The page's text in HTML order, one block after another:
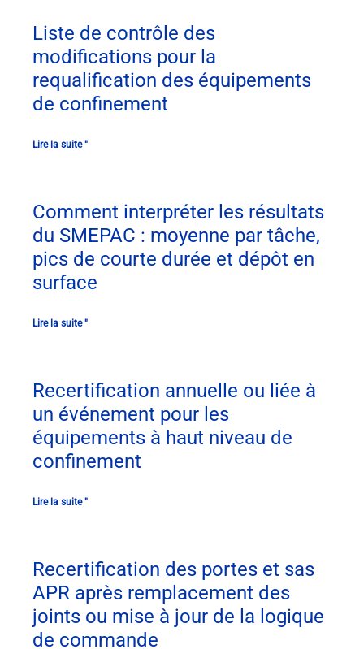
Liste de contrôle des
modifications pour la
requalification des équipements
de confinement
Lire la suite "
Comment interpréter les résultats
du SMEPAC : moyenne par tâche,
pics de courte durée et dépôt en
surface
Lire la suite "
Recertification annuelle ou liée à
un événement pour les
équipements à haut niveau de
confinement
Lire la suite "
Recertification des portes et sas
APR après remplacement des
joints ou mise à jour de la logique
de commande